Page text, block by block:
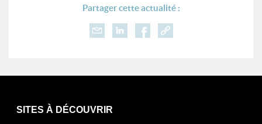
Partager cette actualité :
SITES À DÉCOUVRIR